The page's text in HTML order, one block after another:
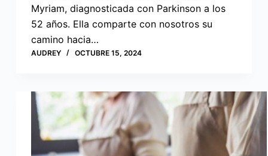
Myriam, diagnosticada con Parkinson a los
52 años. Ella comparte con nosotros su
camino hacia…
AUDREY OCTUBRE 15, 2024